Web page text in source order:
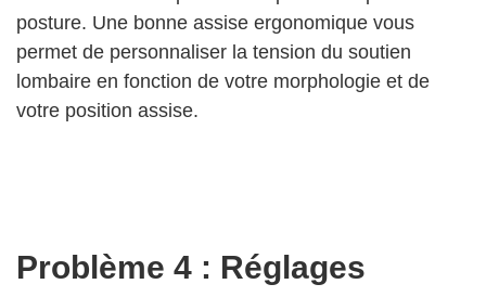
posture. Une bonne assise ergonomique vous
permet de personnaliser la tension du soutien
lombaire en fonction de votre morphologie et de
votre position assise.
Problème 4 : Réglages